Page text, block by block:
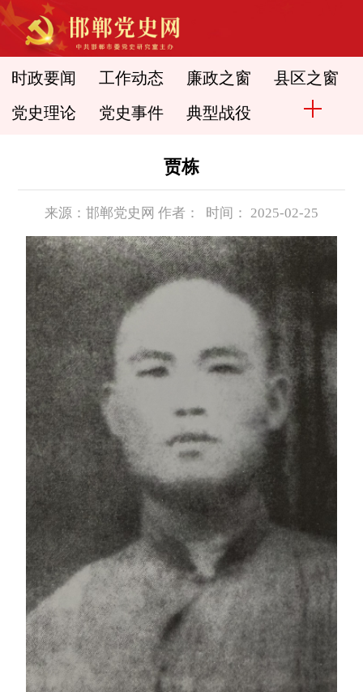
时政要闻 工作动态 廉政之窗 县区之窗
党史理论 党史事件 典型战役
贾栋
来源：邯郸党史网 作者： 时间： 2025-02-25